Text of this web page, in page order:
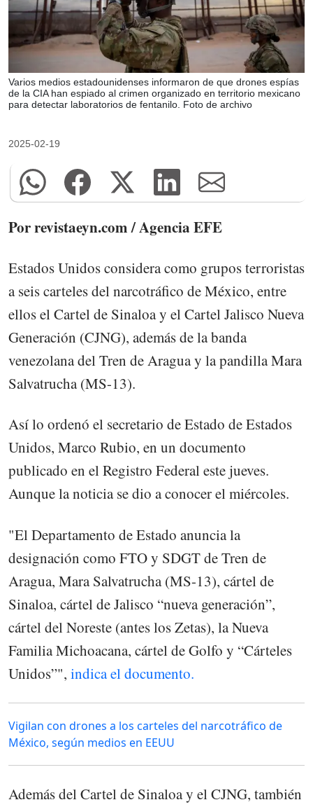
Varios medios estadounidenses informaron de que drones espías
de la CIA han espiado al crimen organizado en territorio mexicano
para detectar laboratorios de fentanilo. Foto de archivo
2025-02-19
Por revistaeyn.com / Agencia EFE
Estados Unidos considera como grupos terroristas
a seis carteles del narcotráfico de México, entre
ellos el Cartel de Sinaloa y el Cartel Jalisco Nueva
Generación (CJNG), además de la banda
venezolana del Tren de Aragua y la pandilla Mara
Salvatrucha (MS-13).
Así lo ordenó el secretario de Estado de Estados
Unidos, Marco Rubio, en un documento
publicado en el Registro Federal este jueves.
Aunque la noticia se dio a conocer el miércoles.
"El Departamento de Estado anuncia la
designación como FTO y SDGT de Tren de
Aragua, Mara Salvatrucha (MS-13), cártel de
Sinaloa, cártel de Jalisco “nueva generación”,
cártel del Noreste (antes los Zetas), la Nueva
Familia Michoacana, cártel de Golfo y “Cárteles
Unidos”", indica el documento.
Vigilan con drones a los carteles del narcotráfico de
México, según medios en EEUU
Además del Cartel de Sinaloa y el CJNG, también